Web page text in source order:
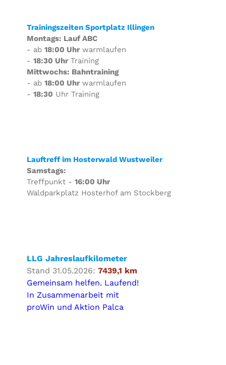
Trainingszeiten Sportplatz Illingen
Montags: Lauf ABC
- ab 18:00 Uhrwarmlaufen
- 18:30 UhrTraining
Mittwochs: Bahntraining
- ab 18:00 Uhrwarmlaufen
- 18:30 Uhr Training
Lauftreff im Hosterwald Wustweiler
Samstags:
Treffpunkt - 16:00 Uhr
Waldparkplatz Hosterhof am Stockberg
LLG Jahreslaufkilometer
Stand 31.05.2026: 7439,1 km
Gemeinsam helfen. Laufend!
In Zusammenarbeit mit
proWin und Aktion Palca